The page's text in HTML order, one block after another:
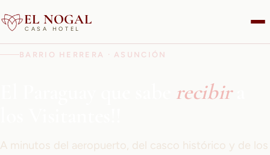
EL NOGAL
CASA HOTEL
BARRIO HERRERA · ASUNCIÓN
recibira
A minutos del aeropuerto, del casco histórico y de los